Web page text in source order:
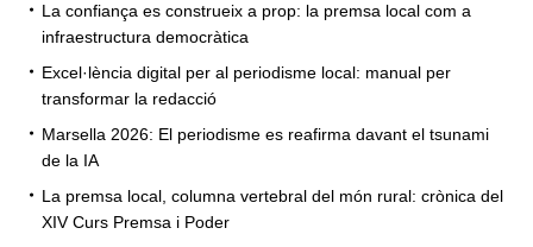
La confiança es construeix a prop: la premsa local com a
infraestructura democràtica
Excel·lència digital per al periodisme local: manual per
transformar la redacció
Marsella 2026: El periodisme es reafirma davant el tsunami
de la IA
La premsa local, columna vertebral del món rural: crònica del
XIV Curs Premsa i Poder